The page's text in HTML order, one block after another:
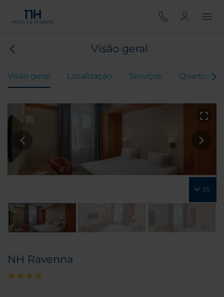
Visão geral
Visão geral Localização Serviços Quartos
55
NH Ravenna